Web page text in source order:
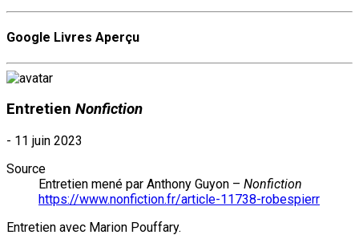
Google Livres Aperçu
Entretien Nonfiction
- 11 juin 2023
Source
Entretien mené par Anthony Guyon – Nonfiction
https://www.nonfiction.fr/article-11738-robespierr
Entretien avec Marion Pouffary.